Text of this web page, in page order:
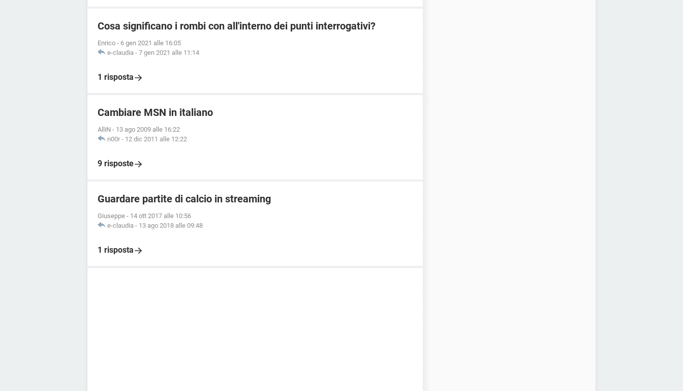
Cosa significano i rombi con all'interno dei punti interrogativi?
Enrico - 6 gen 2021 alle 16:05
e-claudia - 7 gen 2021 alle 11:14
1 risposta
Cambiare MSN in italiano
AlliN - 13 ago 2009 alle 16:22
n00r - 12 dic 2011 alle 12:22
9 risposte
Guardare partite di calcio in streaming
Giuseppe - 14 ott 2017 alle 10:56
e-claudia - 13 ago 2018 alle 09:48
1 risposta